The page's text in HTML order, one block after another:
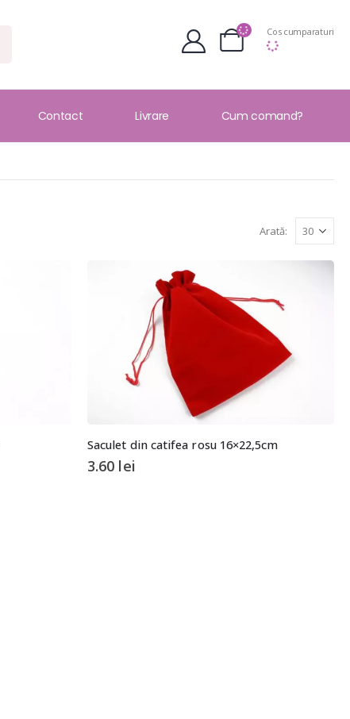
Cos cumparaturi
Contact Livrare Cum comand?
Arată:
Saculet din catifea rosu 16×22,5cm
3.60 lei